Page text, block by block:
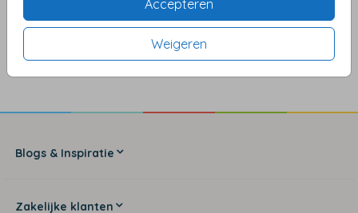
Accepteren
Weigeren
Blogs & Inspiratie
Zakelijke klanten